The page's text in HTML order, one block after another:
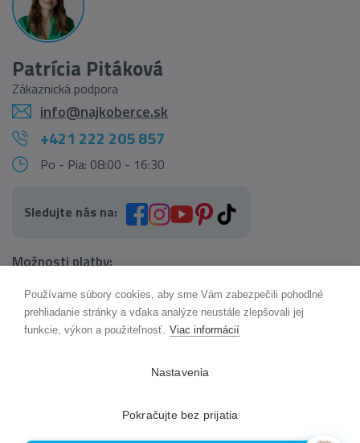
Patrícia Pitáková
Zákaznická podpora
info@najkoberce.sk
+421 222 205 857
Po - Pia: 08:00 - 16:30
Sledujte nás na:
Možnosti platby:
AI pomocník Maxík
Online
Používame súbory cookies, aby sme Vám zabezpečili pohodlné
prehliadanie stránky a vďaka analýze neustále zlepšovali jej
funkcie, výkon a použiteľnosť. Viac informácií
Nastavenia
Pokračujte bez prijatia